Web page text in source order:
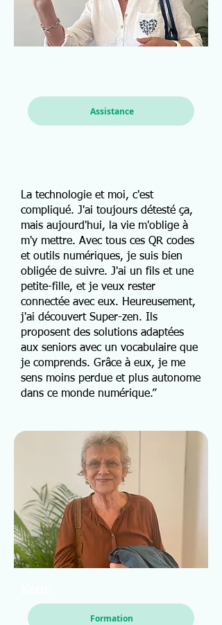
Assistance
La technologie et moi, c'est
compliqué. J'ai toujours détesté ça,
mais aujourd'hui, la vie m'oblige à
m'y mettre. Avec tous ces QR codes
et outils numériques, je suis bien
obligée de suivre. J'ai un fils et une
petite-fille, et je veux rester
connectée avec eux. Heureusement,
j'ai découvert Super-zen. Ils
proposent des solutions adaptées
aux seniors avec un vocabulaire que
je comprends. Grâce à eux, je me
sens moins perdue et plus autonome
dans ce monde numérique.”
Formation